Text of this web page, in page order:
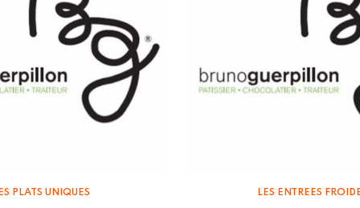
PLATS UNIQUES LES ENTRÉES